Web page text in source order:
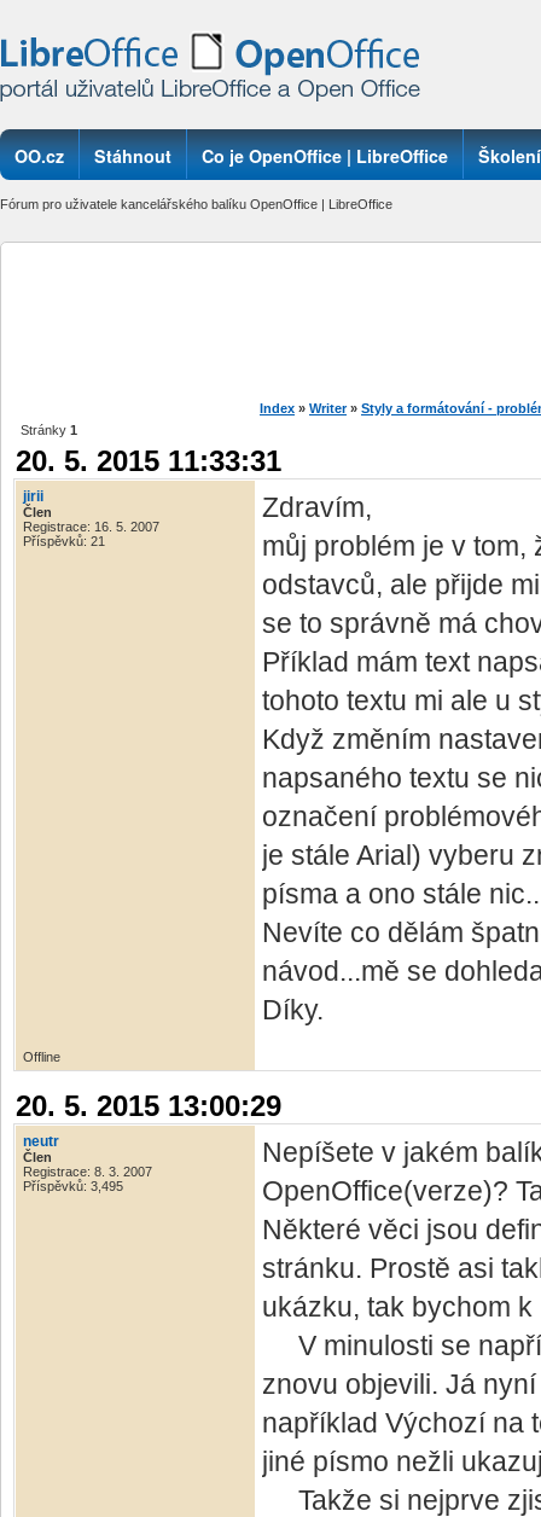
OO.cz Stáhnout Co je OpenOffice | LibreOffice Školení
Fórum pro uživatele kancelářského balíku OpenOffice | LibreOffice
Index » Writer » Styly a formátování -
Stránky 1
20. 5. 2015 11:33:31
jirii
Člen
Registrace: 16. 5. 2007
Příspěvků: 21
Zdravím,
můj problém je v
odstavců, ale přijde
se to správně má
Příklad mám text
tohoto textu mi ale u
Když změním
napsaného textu se
označení
je stále Arial) vyberu
písma a ono stále
Nevíte co dělám
návod...mě se
Díky.
Offline
20. 5. 2015 13:00:29
neutr
Člen
Registrace: 8. 3. 2007
Příspěvků: 3,495
Nepíšete v jakém
OpenOffice(verze)?
Některé věci jsou
stránku. Prostě asi
ukázku, tak bychom
V minulosti se
znovu objevili. Já
například Výchozí na
jiné písmo nežli
Takže si nejprve